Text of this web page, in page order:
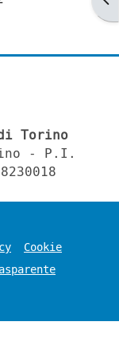
Torino
- P.I.
Cookie